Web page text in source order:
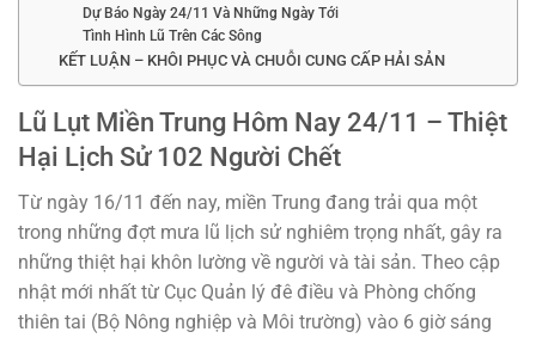
Dự Báo Ngày 24/11 Và Những Ngày Tới
Tình Hình Lũ Trên Các Sông
KẾT LUẬN – KHÔI PHỤC VÀ CHUỖI CUNG CẤP HẢI SẢN
Lũ Lụt Miền Trung Hôm Nay 24/11 – Thiệt
Hại Lịch Sử 102 Người Chết
Từ ngày 16/11 đến nay, miền Trung đang trải qua một
trong những đợt mưa lũ lịch sử nghiêm trọng nhất, gây ra
những thiệt hại khôn lường về người và tài sản. Theo cập
nhật mới nhất từ Cục Quản lý đê điều và Phòng chống
thiên tai (Bộ Nông nghiệp và Môi trường) vào 6 giờ sáng